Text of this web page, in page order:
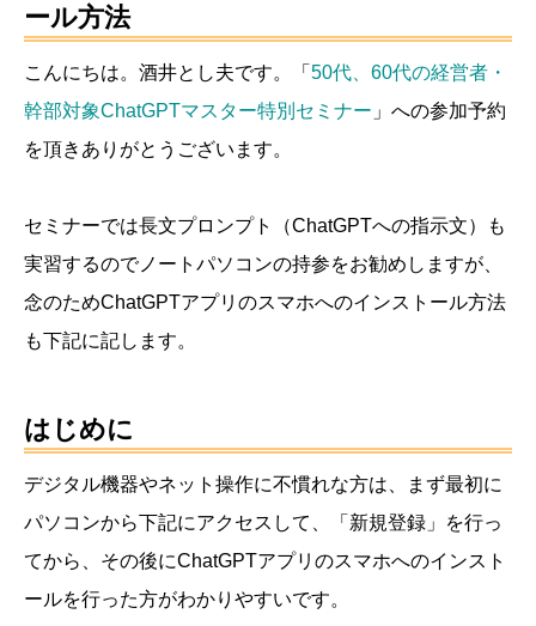
ール方法
こんにちは。酒井とし夫です。「 50代、60代の経営者・
幹部対象ChatGPTマスター特別セミナー 」への参加予約
を頂きありがとうございます。
セミナーでは長文プロンプト（ChatGPTへの指示文）も
実習するのでノートパソコンの持参をお勧めしますが、
念のためChatGPTアプリのスマホへのインストール方法
も下記に記します。
はじめに
デジタル機器やネット操作に不慣れな方は、まず最初に
パソコンから下記にアクセスして、「新規登録」を行っ
てから、その後にChatGPTアプリのスマホへのインスト
ールを行った方がわかりやすいです。